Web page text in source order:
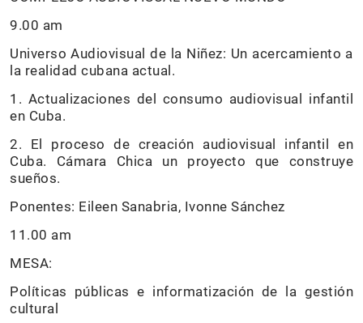
9.00 am
Universo Audiovisual de la Niñez: Un acercamiento a
la realidad cubana actual.
1. Actualizaciones del consumo audiovisual infantil
en Cuba.
2. El proceso de creación audiovisual infantil en
Cuba. Cámara Chica un proyecto que construye
sueños.
Ponentes: Eileen Sanabria, Ivonne Sánchez
11.00 am
MESA:
Políticas públicas e informatización de la gestión
cultural